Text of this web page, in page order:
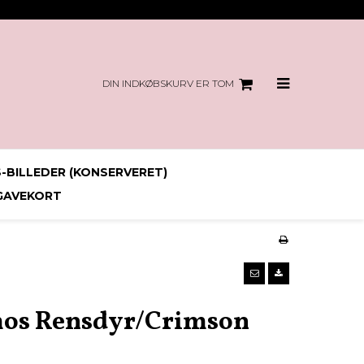
DIN INDKØBSKURV ER TOM
BILLEDER (KONSERVERET)
Rensdyr/Crimson